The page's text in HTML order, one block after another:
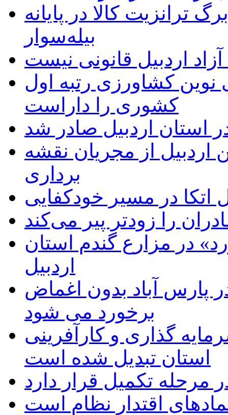
کالا در پایانه
بیله‌سوار
اردبیل قانونی نیست
نوین کشاورزی رتبه اول
کشوری را داراست
استان اردبیل صادر شد
از مجریان نقشه
برداری
در مسیر خودکفایی
را زودتر پیر می‌کند
در مزارع گندم استان
اردبیل
پارس آباد بدون اغماض
برخورد می شود
گذاری و کارآفرینی
استان تبدیل شده است
مرحله تکمیل قرار دارد
اقتدار نظام است